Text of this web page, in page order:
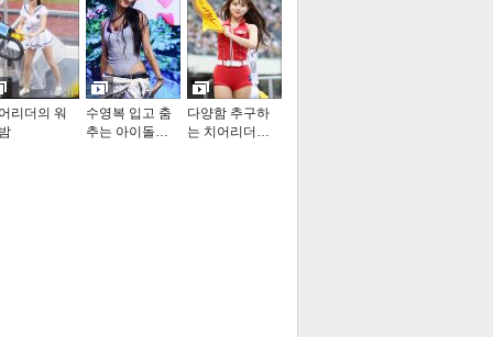
리더의 워
수영복 입고 춤
추는 아이돌…
다양함 추구하
는 치어리더…